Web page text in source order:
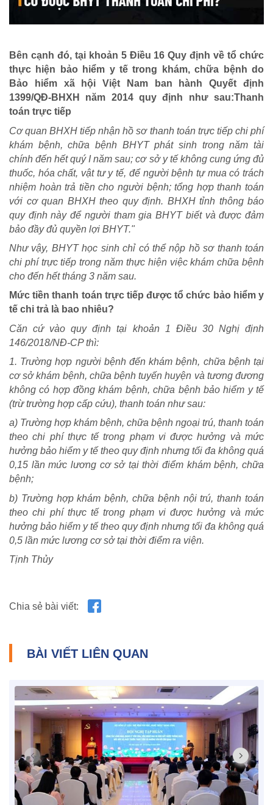
Nối trọn yêu thương VTV1
Trái tim có nắng
Bên cạnh đó, tại khoản 5 Điều 16 Quy định về tổ chức
thực hiện bảo hiểm y tế trong khám, chữa bệnh do
Bảo hiểm xã hội Việt Nam ban hành Quyết định
1399/QĐ-BHXH năm 2014 quy định như sau:Thanh
toán trực tiếp
Cơ quan BHXH tiếp nhận hồ sơ thanh toán trực tiếp chi phí
khám bệnh, chữa bệnh BHYT phát sinh trong năm tài
chính đến hết quý I năm sau; cơ sở y tế không cung ứng đủ
thuốc, hóa chất, vật tư y tế, để người bệnh tự mua có trách
nhiệm hoàn trả tiền cho người bệnh; tổng hợp thanh toán
với cơ quan BHXH theo quy định. BHXH tỉnh thông báo
quy định này để người tham gia BHYT biết và được đảm
bảo đầy đủ quyền lợi BHYT."
Như vậy, BHYT học sinh chỉ có thể nộp hồ sơ thanh toán
chi phí trực tiếp trong năm thực hiện việc khám chữa bệnh
cho đến hết tháng 3 năm sau.
Mức tiền thanh toán trực tiếp được tổ chức bảo hiểm y
tế chi trả là bao nhiêu?
Căn cứ vào quy định tại khoản 1 Điều 30 Nghị định
146/2018/NĐ-CP thì:
1. Trường hợp người bệnh đến khám bệnh, chữa bệnh tại
cơ sở khám bệnh, chữa bệnh tuyến huyện và tương đương
không có hợp đồng khám bệnh, chữa bệnh bảo hiểm y tế
(trừ trường hợp cấp cứu), thanh toán như sau:
a) Trường hợp khám bệnh, chữa bệnh ngoại trú, thanh toán
theo chi phí thực tế trong phạm vi được hưởng và mức
hưởng bảo hiểm y tế theo quy định nhưng tối đa không quá
0,15 lần mức lương cơ sở tại thời điểm khám bệnh, chữa
bệnh;
b) Trường hợp khám bệnh, chữa bệnh nội trú, thanh toán
theo chi phí thực tế trong phạm vi được hưởng và mức
hưởng bảo hiểm y tế theo quy định nhưng tối đa không quá
0,5 lần mức lương cơ sở tại thời điểm ra viện.
Tịnh Thủy
Chia sẻ bài viết:
BÀI VIẾT LIÊN QUAN